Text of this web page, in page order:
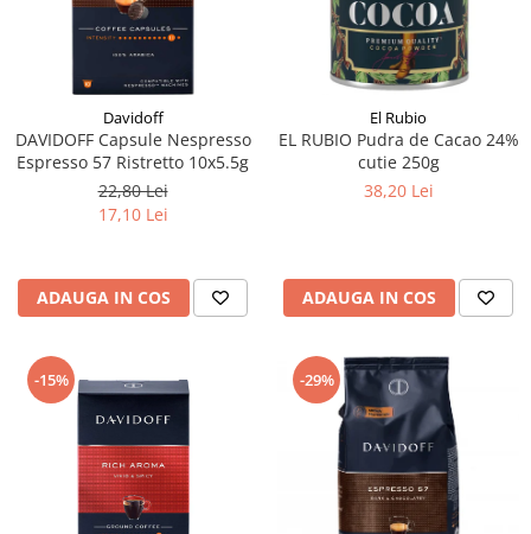
Davidoff
DAVIDOFF Capsule Nespresso
Espresso 57 Ristretto 10x5.5g
22,80 Lei
17,10 Lei
ADAUGA IN COS
El Rubio
EL RUBIO Pudra de Cacao 24%
cutie 250g
38,20 Lei
ADAUGA IN COS
-15% -29%